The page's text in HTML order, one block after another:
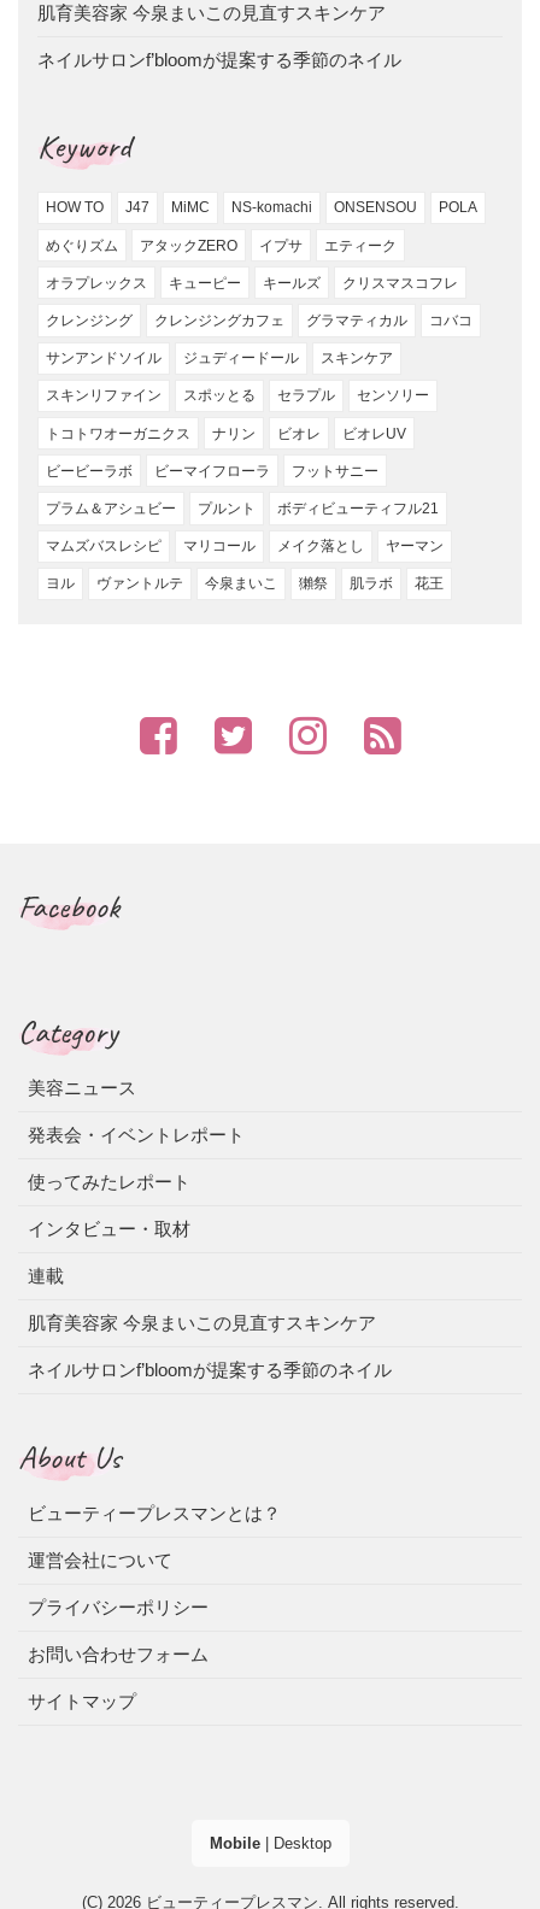
肌育美容家 今泉まいこの見直すスキンケア
ネイルサロンf’bloomが提案する季節のネイル
Keyword
HOW TO J47 MiMC NS-komachi ONSENSOU POLA
めぐりズム アタックZERO イプサ エティーク
オラプレックス キューピー キールズ クリスマスコフレ
クレンジング クレンジングカフェ グラマティカル コバコ
サンアンドソイル ジュディードール スキンケア
スキンリファイン スポッとる セラプル センソリー
トコトワオーガニクス ナリン ビオレ ビオレUV
ビービーラボ ビーマイフローラ フットサニー
プラム＆アシュビー プルント ボディビューティフル21
マムズバスレシピ マリコール メイク落とし ヤーマン
ヨル ヴァントルテ 今泉まいこ 獺祭 肌ラボ 花王
Facebook
Category
美容ニュース
発表会・イベントレポート
使ってみたレポート
インタビュー・取材
連載
肌育美容家 今泉まいこの見直すスキンケア
ネイルサロンf’bloomが提案する季節のネイル
About Us
ビューティープレスマンとは？
運営会社について
プライバシーポリシー
お問い合わせフォーム
サイトマップ
Mobile| Desktop
(C) 2026 ビューティープレスマン . All rights reserved.